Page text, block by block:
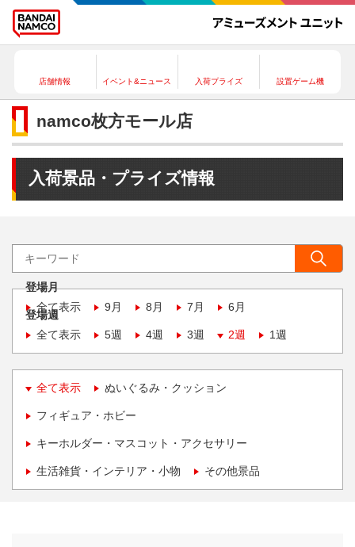
店舗情報 イベント&ニュース 入荷プライズ 設置ゲーム機
namco枚方モール店
入荷景品・プライズ情報
登場月
全て表示
9月 8月 7月 6月
登場週
全て表示
5週 4週 3週 2週 1週
全て表示 ぬいぐるみ・クッション
フィギュア・ホビー
キーホルダー・マスコット・アクセサリー
生活雑貨・インテリア・小物 その他景品